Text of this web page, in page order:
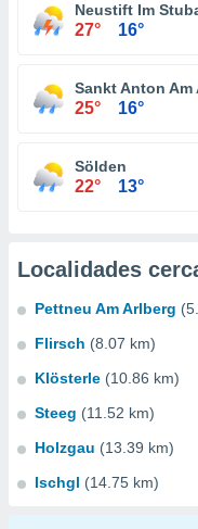
Neustift Im
27° 16°
Sankt Anton Am
25° 16°
Sölden
22° 13°
Localidades
Pettneu Am Arlberg
Flirsch (8.07 km)
Klösterle (10.86 km)
Steeg (11.52 km)
Holzgau (13.39 km)
Ischgl (14.75 km)